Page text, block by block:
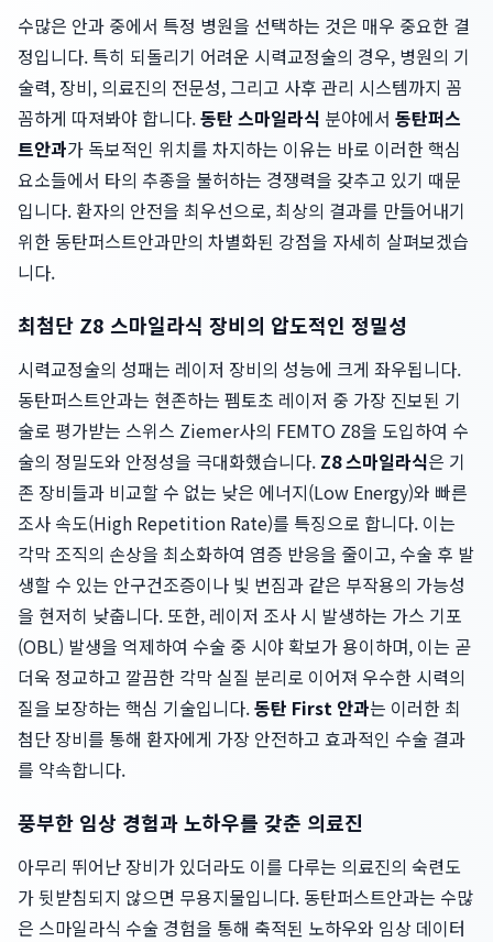
수많은 안과 중에서 특정 병원을 선택하는 것은 매우 중요한 결
정입니다. 특히 되돌리기 어려운 시력교정술의 경우, 병원의 기
술력, 장비, 의료진의 전문성, 그리고 사후 관리 시스템까지 꼼
꼼하게 따져봐야 합니다.동탄 스마일라식 분야에서 동탄퍼스
트안과가 독보적인 위치를 차지하는 이유는 바로 이러한 핵심
요소들에서 타의 추종을 불허하는 경쟁력을 갖추고 있기 때문
입니다. 환자의 안전을 최우선으로, 최상의 결과를 만들어내기
위한 동탄퍼스트안과만의 차별화된 강점을 자세히 살펴보겠습
니다.
최첨단 Z8 스마일라식 장비의 압도적인 정밀성
시력교정술의 성패는 레이저 장비의 성능에 크게 좌우됩니다.
동탄퍼스트안과는 현존하는 펨토초 레이저 중 가장 진보된 기
술로 평가받는 스위스 Ziemer사의 FEMTO Z8을 도입하여 수
술의 정밀도와 안정성을 극대화했습니다. Z8 스마일라식은 기
존 장비들과 비교할 수 없는 낮은 에너지(Low Energy)와 빠른
조사 속도(High Repetition Rate)를 특징으로 합니다. 이는
각막 조직의 손상을 최소화하여 염증 반응을 줄이고, 수술 후 발
생할 수 있는 안구건조증이나 빛 번짐과 같은 부작용의 가능성
을 현저히 낮춥니다. 또한, 레이저 조사 시 발생하는 가스 기포
(OBL) 발생을 억제하여 수술 중 시야 확보가 용이하며, 이는 곧
더욱 정교하고 깔끔한 각막 실질 분리로 이어져 우수한 시력의
질을 보장하는 핵심 기술입니다.동탄 First 안과는 이러한 최
첨단 장비를 통해 환자에게 가장 안전하고 효과적인 수술 결과
를 약속합니다.
풍부한 임상 경험과 노하우를 갖춘 의료진
아무리 뛰어난 장비가 있더라도 이를 다루는 의료진의 숙련도
가 뒷받침되지 않으면 무용지물입니다. 동탄퍼스트안과는 수많
은 스마일라식 수술 경험을 통해 축적된 노하우와 임상 데이터